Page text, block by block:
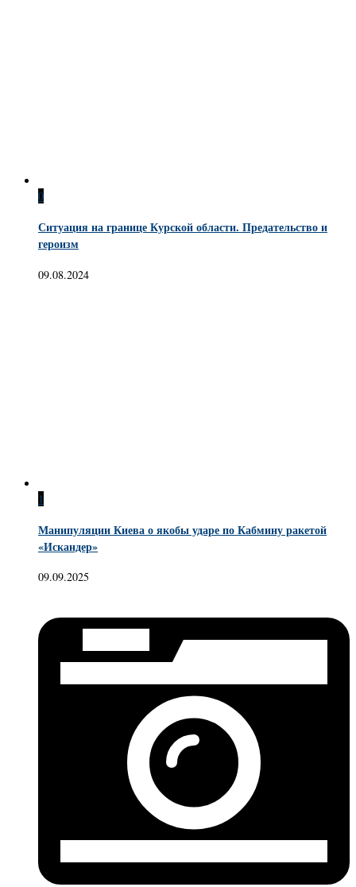
0
Ситуация на границе Курской области. Предательство и
героизм
09.08.2024
1
Манипуляции Киева о якобы ударе по Кабмину ракетой
«Искандер»
09.09.2025